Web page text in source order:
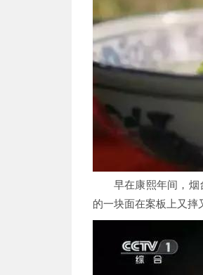
早在康熙年间，
的一块面在案板上又摔